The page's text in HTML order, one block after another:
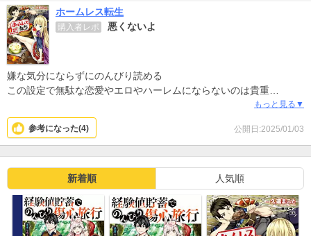
ホームレス転生
購入者レポ 悪くないよ
嫌な気分にならずにのんびり読める
この設定で無駄な恋愛やエロやハーレムにならないのは貴重
終わり方はあっさりだけど、よくある無限に強くなってだらだら同
じような話を読まされるのに比べたら上出来
もっと見る▼
公開日:2025/01/03
参考になった(4)
新着順 人気順